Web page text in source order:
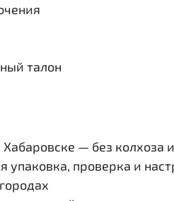
талон
— без колхоза
проверка и